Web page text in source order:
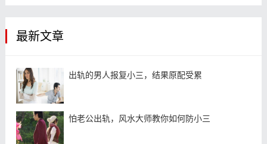
最新文章
出轨的男人报复小三，结果原配受累
怕老公出轨，风水大师教你如何防小三